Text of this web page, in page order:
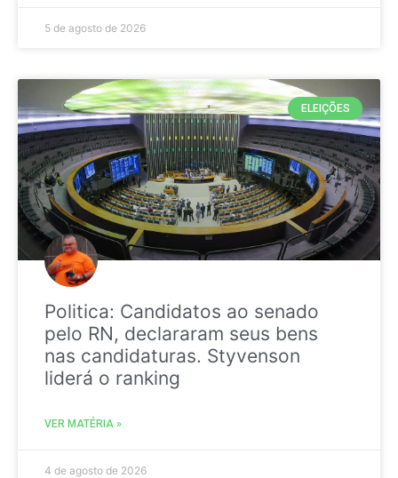
5 de agosto de 2026
ELEIÇÕES
Politica: Candidatos ao senado
pelo RN, declararam seus bens
nas candidaturas. Styvenson
liderá o ranking
VER MATÉRIA »
4 de agosto de 2026